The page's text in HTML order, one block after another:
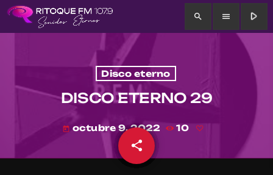
search menu play_arrow
Disco eterno
DISCO ETERNO 29
today octubre 9, 2022 10
share
email